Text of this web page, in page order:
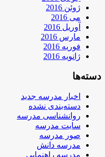
ژوئن 2016
می 2016
آوریل 2016
مارس 2016
فوریه 2016
ژانویه 2016
دسته‌ها
اخبار مدرسه جدید
دسته‌بندی نشده
روانشناسی مدرسه
سایت مدرسه
صور مدرسه
مدرسه دانش
مدرسه راهنمایی